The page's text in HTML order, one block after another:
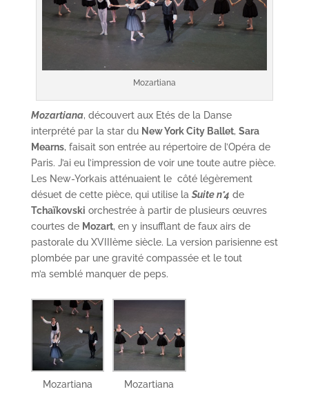
Mozartiana
Mozartiana, découvert aux Etés de la Danse
interprété par la star du New York City Ballet, Sara
Mearns, faisait son entrée au répertoire de l’Opéra de
Paris. J’ai eu l’impression de voir une toute autre pièce.
Les New-Yorkais atténuaient le côté légèrement
désuet de cette pièce, qui utilise la Suite n°4 de
Tchaïkovski orchestrée à partir de plusieurs œuvres
courtes de Mozart, en y insufflant de faux airs de
pastorale du XVIIIème siècle. La version parisienne est
plombée par une gravité compassée et le tout
m’a semblé manquer de peps.
Mozartiana Mozartiana